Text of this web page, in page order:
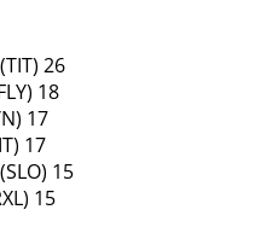
26
18
17
17
15
15